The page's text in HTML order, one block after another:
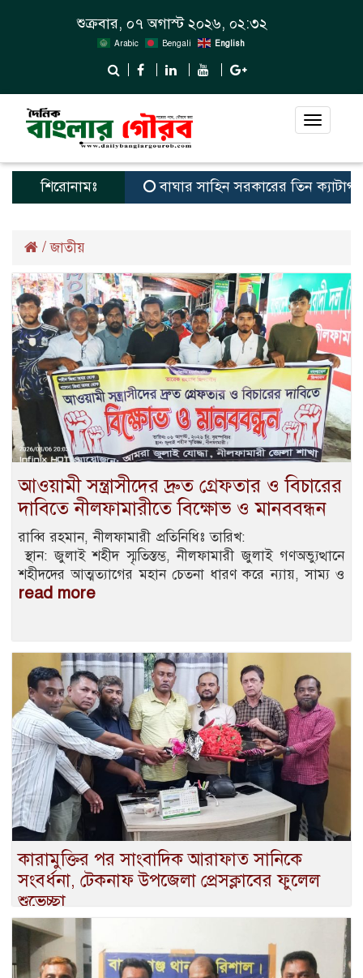
শুক্রবার, ০৭ অগাস্ট ২০২৬, ০২:৩২
Arabic Bengali English
Toggle
শিরোনামঃ বাঘার সাহিন সরকারের তিন ক্যাটাগরিতে
/জাতীয়
আওয়ামী সন্ত্রাসীদের দ্রুত গ্রেফতার ও বিচারের
দাবিতে নীলফামারীতে বিক্ষোভ ও মানববন্ধন
রাব্বি রহমান, নীলফামারী প্রতিনিধিঃ তারিখ:
স্থান: জুলাই শহীদ স্মৃতিস্তম্ভ, নীলফামারী জুলাই গণঅভ্যুত্থানে
শহীদদের আত্মত্যাগের মহান চেতনা ধারণ করে ন্যায়, সাম্য ও
read more
কারামুক্তির পর সাংবাদিক আরাফাত সানিকে
সংবর্ধনা, টেকনাফ উপজেলা প্রেসক্লাবের ফুলেল
শুভেচ্ছা